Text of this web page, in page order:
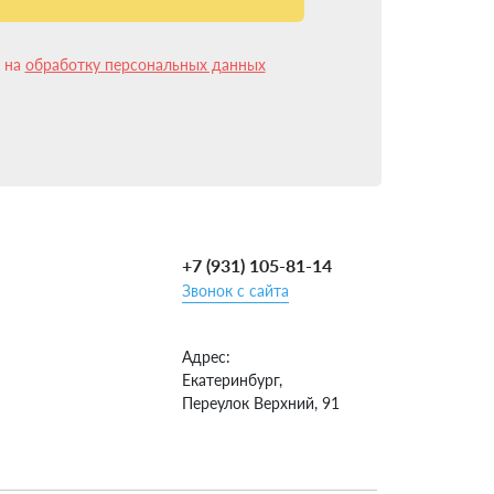
10 лет и имеем более 15 000 успешных
что установка ГБО на УАЗ Хантер в
несколько изменилась и упростилась.
на обработку персональных данных
+7 (931) 105-81-14
Звонок с сайта
Адрес:
Екатеринбург,
Переулок Верхний, 91